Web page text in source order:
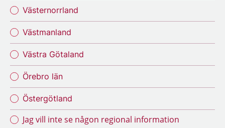
Västernorrland
Västmanland
Västra Götaland
Örebro län
Östergötland
Jag vill inte se någon regional information